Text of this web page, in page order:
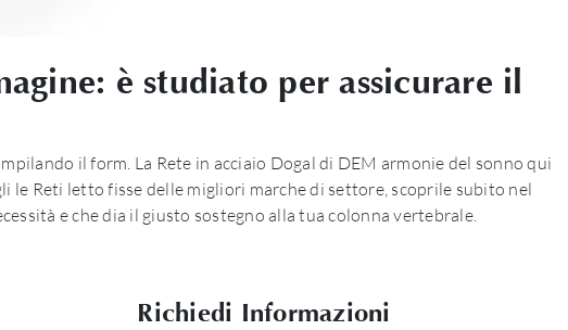
è studiato per assicurare il
il form. La Rete in acciaio Dogal di DEM armonie del sonno qui
Reti letto fisse delle migliori marche di settore, scoprile subito nel
e che dia il giusto sostegno alla tua colonna vertebrale.
Richiedi Informazioni